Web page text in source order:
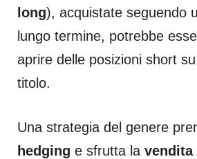
long), acquistate seguendo
lungo termine, potrebbe
aprire delle posizioni short
titolo.
Una strategia del genere
hedging e sfrutta la vendita